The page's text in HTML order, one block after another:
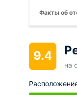
Факты об
9.4
на